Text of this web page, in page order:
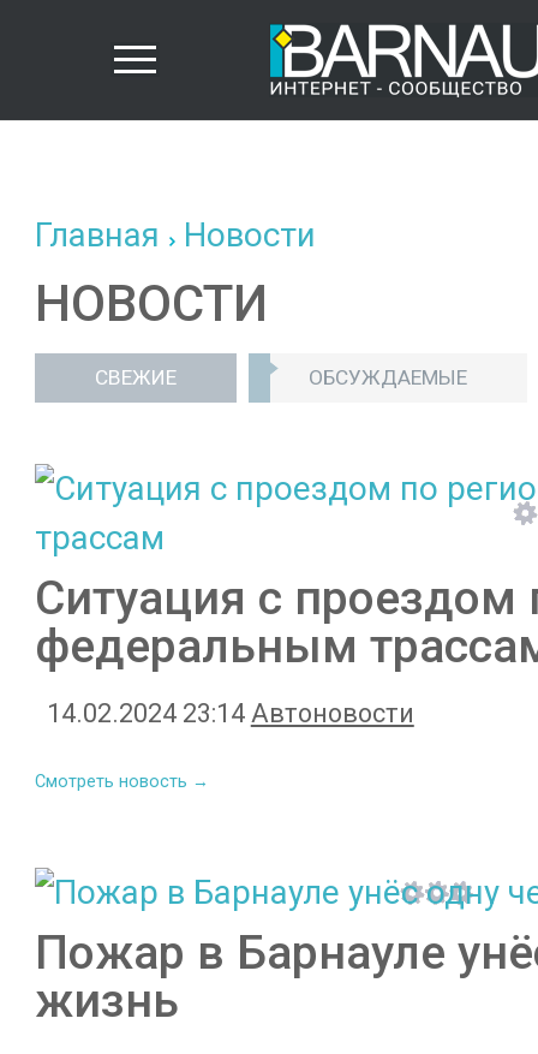
Главная Новости
НОВОСТИ
СВЕЖИЕ ОБСУЖДАЕМЫЕ
Ситуация с
федеральным
14.02.2024 23:14 Автоновости
Смотреть новость →
Пожар в Барнауле
жизнь